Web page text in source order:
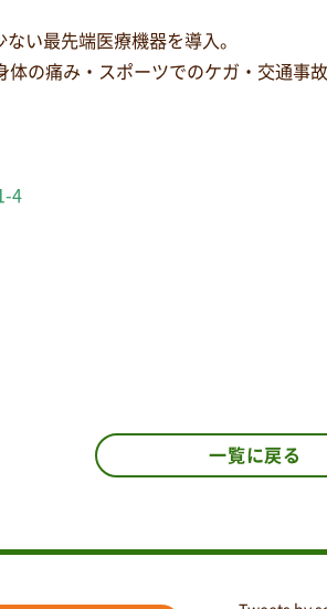
い最先端医療機器を導入。
の痛み・スポーツでのケガ・交通事
4
一覧に戻る